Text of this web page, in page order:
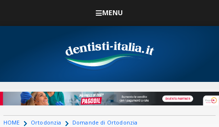
MENU
HOME Ortodonzia Domande di Ortodonzia